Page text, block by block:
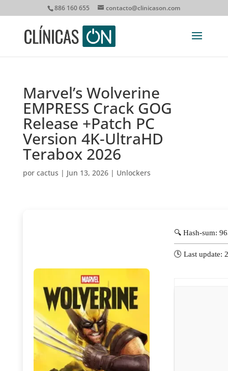
886 160 655 contacto@clinicason.com
Marvel’s Wolverine
EMPRESS Crack GOG
Release +Patch PC
Version 4K-UltraHD
Terabox 2026
por cactus | Jun 13, 2026| Unlockers
🔍 Hash-sum:
🕓 Last update: